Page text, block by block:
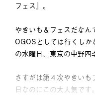
フェス』。
やきいも＆フェスだな
OGOSとしては行くし
の水曜日、東京の中野四
さすがは第４次やきい
日なのにこの大人気です